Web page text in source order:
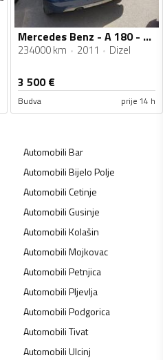
Mercedes Benz - A 180 - cdi
234000 km 2011 Dizel
3 500€
Budva prije 14 h
AutomobiliBar
AutomobiliBijelo Polje
AutomobiliCetinje
AutomobiliGusinje
AutomobiliKolašin
AutomobiliMojkovac
AutomobiliPetnjica
AutomobiliPljevlja
AutomobiliPodgorica
AutomobiliTivat
AutomobiliUlcinj